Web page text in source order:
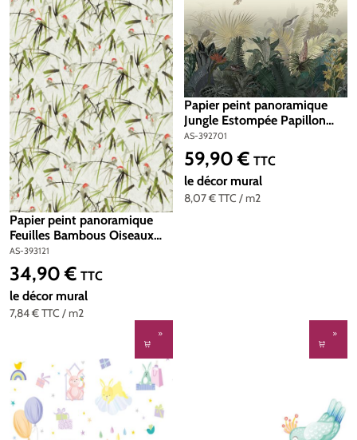
Papier peint panoramique
Feuilles Bambous Oiseaux
vert - The Wall 2 d'A.S.
Création | Réf. AS-393121
AS-393121
7,84 €TTC / m2
Prix régulier :
34,90 € TTC
le décor mural
Papier peint panoramique
Jungle Estompée Papillon
vert - The Wall 2 d'A.S.
Création | Réf. AS-392701
AS-392701
8,07 €TTC / m2
Prix régulier :
59,90 € TTC
le décor mural